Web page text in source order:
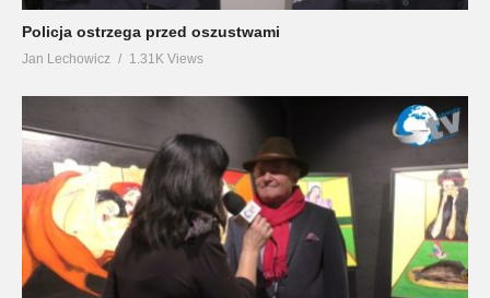
Policja ostrzega przed oszustwami
Jan Lechowicz 1.31K Views